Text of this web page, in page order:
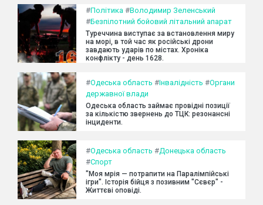
#Політика #Володимир Зеленський
#Безпілотний бойовий літальний апарат
Туреччина виступає за встановлення миру
на морі, в той час як російські дрони
завдають ударів по містах. Хроніка
конфлікту - день 1628.
#Одеська область #Інвалідність #Органи
державної влади
Одеська область займає провідні позиції
за кількістю звернень до ТЦК: резонансні
інциденти.
#Одеська область #Донецька область
#Спорт
"Моя мрія — потрапити на Паралімпійські
ігри". Історія бійця з позивним "Сєвєр" -
Життєві оповіді.